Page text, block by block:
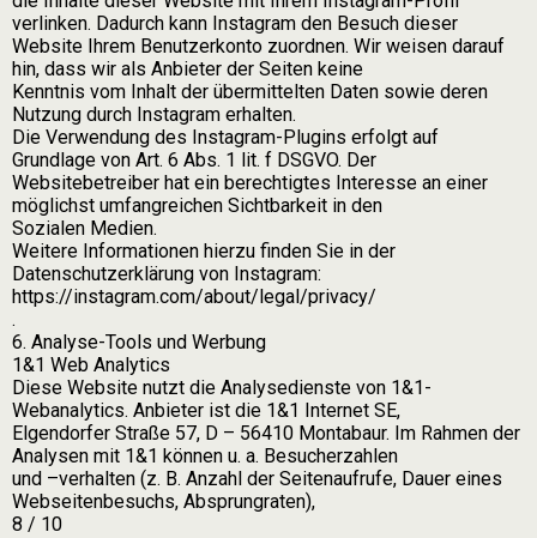
verlinken. Dadurch kann Instagram den Besuch dieser
Website Ihrem Benutzerkonto zuordnen. Wir weisen darauf
hin, dass wir als Anbieter der Seiten keine
Kenntnis vom Inhalt der übermittelten Daten sowie deren
Nutzung durch Instagram erhalten.
Die Verwendung des Instagram-Plugins erfolgt auf
Grundlage von Art. 6 Abs. 1 lit. f DSGVO. Der
Websitebetreiber hat ein berechtigtes Interesse an einer
möglichst umfangreichen Sichtbarkeit in den
Sozialen Medien.
Weitere Informationen hierzu finden Sie in der
Datenschutzerklärung von Instagram:
https://instagram.com/about/legal/privacy/
.
6. Analyse-Tools und Werbung
1&1 Web Analytics
Diese Website nutzt die Analysedienste von 1&1-
Webanalytics. Anbieter ist die 1&1 Internet SE,
Elgendorfer Straße 57, D – 56410 Montabaur. Im Rahmen der
Analysen mit 1&1 können u. a. Besucherzahlen
und –verhalten (z. B. Anzahl der Seitenaufrufe, Dauer eines
Webseitenbesuchs, Absprungraten),
8 / 10